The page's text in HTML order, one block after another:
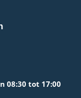
08:30 tot 17:00